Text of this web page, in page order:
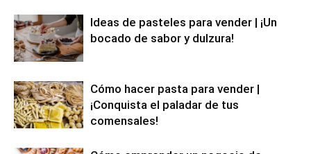
Ideas de pasteles para vender | ¡Un
bocado de sabor y dulzura!
Cómo hacer pasta para vender |
¡Conquista el paladar de tus
comensales!